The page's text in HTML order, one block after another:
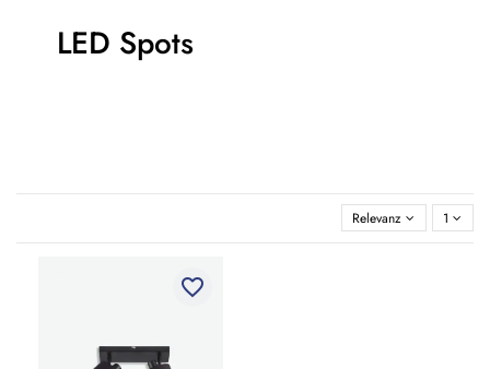
LED Spots
Relevanz 1
favorite_border